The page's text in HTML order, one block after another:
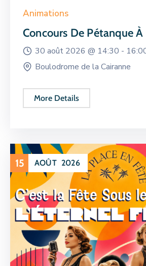
Animations
Concours De Pétanque
30 août 2026 @ 14:30 -
Boulodrome de la Cairanne
More Details
15 AOÛT 2026